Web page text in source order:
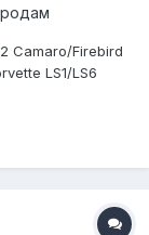
Camaro/Firebird
LS1/LS6
(точки и